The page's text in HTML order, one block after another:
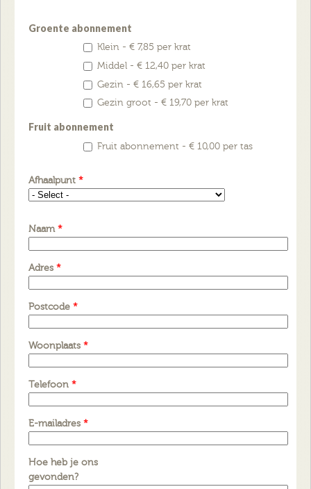
Groente abonnement
Klein - € 7,85 per krat
Middel - € 12,40 per krat
Gezin - € 16,65 per krat
Gezin groot - € 19,70 per krat
Fruit abonnement
Fruit abonnement - € 10,00 per tas
Afhaalpunt *
Naam *
Adres *
Postcode *
Woonplaats *
Telefoon *
E-mailadres *
Hoe heb je ons
gevonden?